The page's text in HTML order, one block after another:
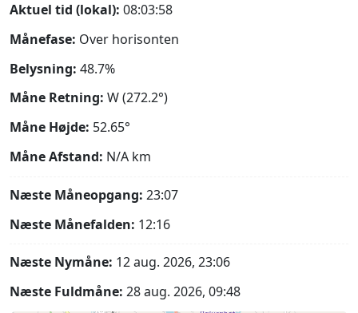
Aktuel tid (lokal): 08:03:59
Månefase: Over horisonten
Belysning: 48.7%
Måne Retning: W (272.2°)
Måne Højde: 52.65°
Måne Afstand: N/A km
Næste Måneopgang: 23:07
Næste Månefalden: 12:16
Næste Nymåne: 12 aug. 2026, 23:06
Næste Fuldmåne: 28 aug. 2026, 09:48